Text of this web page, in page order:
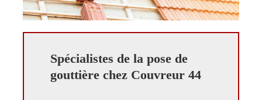
Spécialistes de la pose de
gouttière chez Couvreur 44